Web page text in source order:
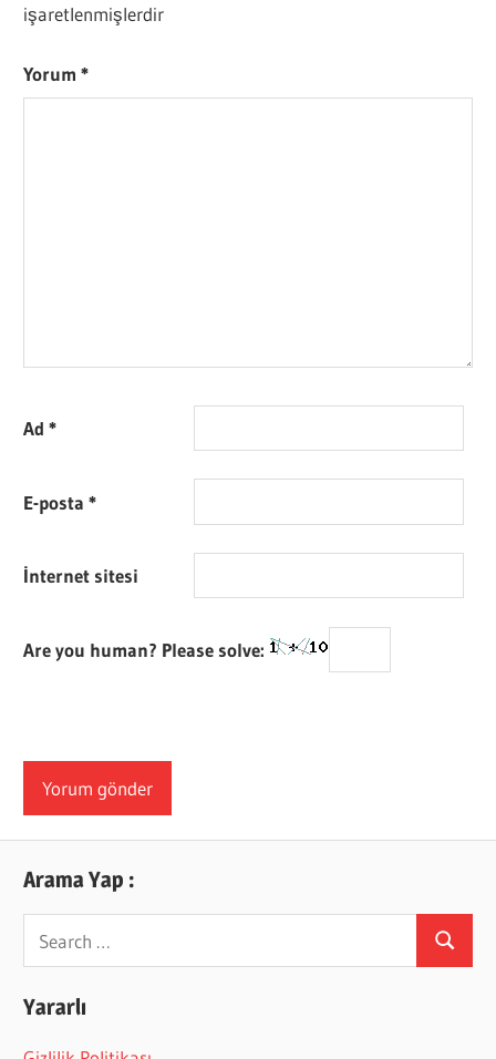
işaretlenmişlerdir
Yorum*
Ad*
E-posta*
İnternet sitesi
Are you human? Please solve:
Arama Yap :
for:
Search
Yararlı